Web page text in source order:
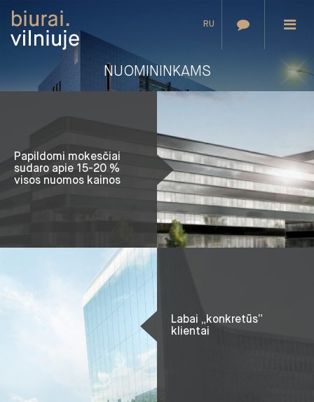
RU
NUOMININKAMS
Papildomi mokesčiai
sudaro apie 15-20 %
visos nuomos kainos
Labai „konkretūs“
klientai